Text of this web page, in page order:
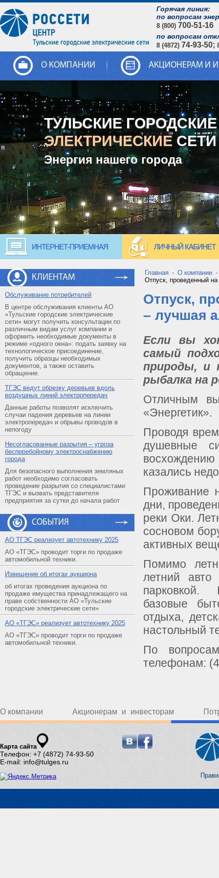
Горячая линия:
по вопросам
8 (800) 700-51-16
по вопросам
8 (4872) 74-93-50;
О КОМПАНИИ АКЦИОНЕРАМ И
ТУЛЬСКИЕ ГОРОДСКИЕ
ЭЛЕКТРИЧЕСКИЕ СЕТИ
Энергия нашего города
ИНТЕРНЕТ-ПРИЕМНАЯ ЛИЧНЫЙ КАБИНЕТ
КЛИЕНТАМ
Обслуживание потребителей
В центре обслуживания клиенты АО
«Тульские городские электрические
сети» могут получить консультации по
различным видам услуг компании и
оформить необходимые документы в
режиме «одного окна»: подать заявку на
технологическое присоединение,
получить образцы необходимых
документов, а также оставить
обращение.
ТГЭС ведут обрезку деревьев вдоль
воздушных линий электропередач
Данные работы позволят исключить
случаи падения деревьев на линии
электропередач и обрывы проводов в
непогоду
Несогласованные разрытия – угроза
бесперебойному электроснабжению
города
Для безопасного выполнения земляных
работ необходимо согласовать
проведение разрытия со специалистами
ТГЭС и вызвать представителя
предприятия за сутки до начала работ
СОБЫТИЯ
АO ТГЭС реализует автотехнику 2025
АО «ТГЭС» проводит торги по продаже
автомобильной техники.
Извещение об итогах аукциона
об итогах проведения аукциона по
продаже имущества принадлежащего на
праве собственности АО «Тульские
городские электрические сети»
АO «ТГЭС» реализует автотехнику 2025
АО «ТГЭС» проводит торги по продаже
автомобильной техники.
Главная - О компании -
Отпуск, проведенный на
Отпуск,
– лучшая
Если вы
самый
природы, и
рыбалка на
Отличным
«Энергетик».
Проводя
душевные
казались
Проживание
дни,
реки Оки.
сосновом
активных
Помимо
летний
парковкой.
базовые
отдыха,
настольный
По
телефонам:
О компании Акционерам и инвесторам
Карта сайта
Телефон: +7 (4872) 74-93-50
E-mail: info@tulges.ru